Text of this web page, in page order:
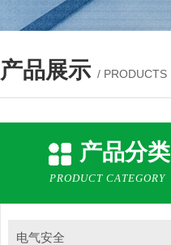
产品展示 / PRODUCTS
产品分类
PRODUCT CATEGORY
电气安全